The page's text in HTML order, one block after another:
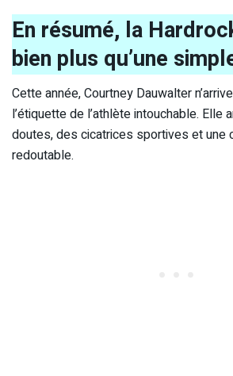
En résumé, la
bien plus qu’une
Cette année, Courtney Dauwalter
l’étiquette de l’athlète intouchable. Elle
doutes, des cicatrices sportives et une
redoutable.